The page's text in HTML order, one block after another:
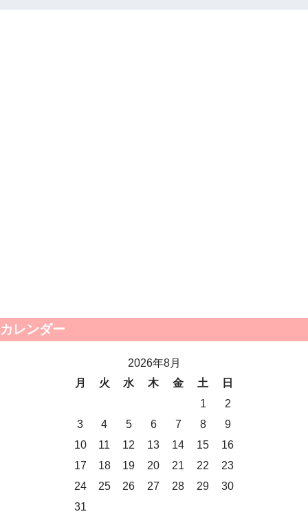
カレンダー
2026年8月
月
火 水 木 金 土
日
1
2
3
4 5 6 7 8
9
10
11 12 13 14 15
16
17
18 19 20 21 22
23
24
25 26 27 28 29
30
31